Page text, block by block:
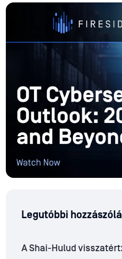
Legutóbbi
A Shai-Hulud